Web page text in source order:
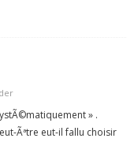
» .
Ãªtre eut-il fallu choisir